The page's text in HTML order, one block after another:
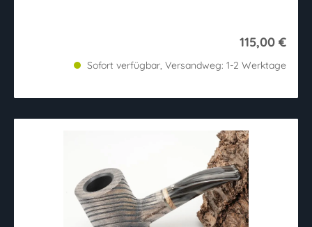
115,00 €
Sofort verfügbar, Versandweg: 1-2 Werktage